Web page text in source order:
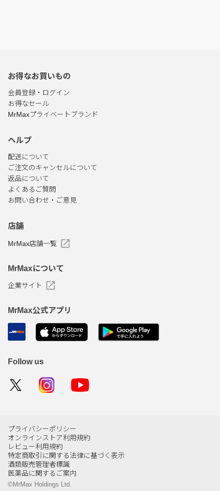
お得なお買いもの
会員登録・ログイン
お得なセール
MrMaxプライベートブランド
ヘルプ
配送について
ご注文のキャンセルについて
返品について
よくあるご質問
お問い合わせ・ご意見
店舗
MrMax店舗一覧
MrMaxについて
企業サイト
MrMax公式アプリ
Follow us
プライバシーポリシー
オンラインストア利用規約
レビュー利用規約
特定商取引に関する法律に基づく表示
酒類販売管理者標識
医薬品に関するご案内
©MrMax Holdings Ltd.